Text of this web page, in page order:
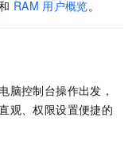
RAM 用户概览。
脑控制台操作出发，
观、权限设置便捷的